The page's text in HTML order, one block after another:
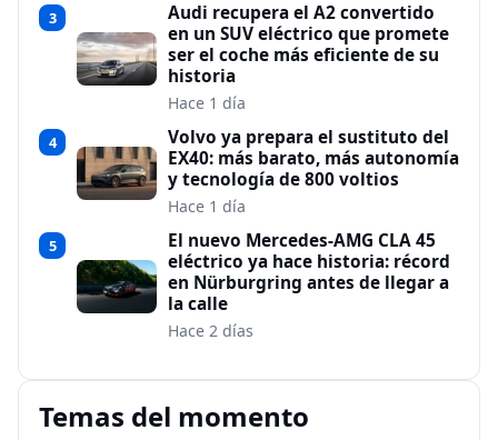
3
Audi recupera el A2 convertido
en un SUV eléctrico que promete
ser el coche más eficiente de su
historia
Hace 1 día
4
Volvo ya prepara el sustituto del
EX40: más barato, más autonomía
y tecnología de 800 voltios
Hace 1 día
5
El nuevo Mercedes-AMG CLA 45
eléctrico ya hace historia: récord
en Nürburgring antes de llegar a
la calle
Hace 2 días
Temas del momento